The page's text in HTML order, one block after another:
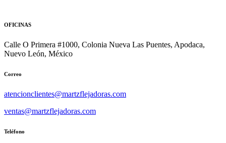
OFICINAS
Calle O Primera #1000, Colonia Nueva Las Puentes, Apodaca,
Nuevo León, México
Correo
atencionclientes@martzflejadoras.com
ventas@martzflejadoras.com
Teléfono